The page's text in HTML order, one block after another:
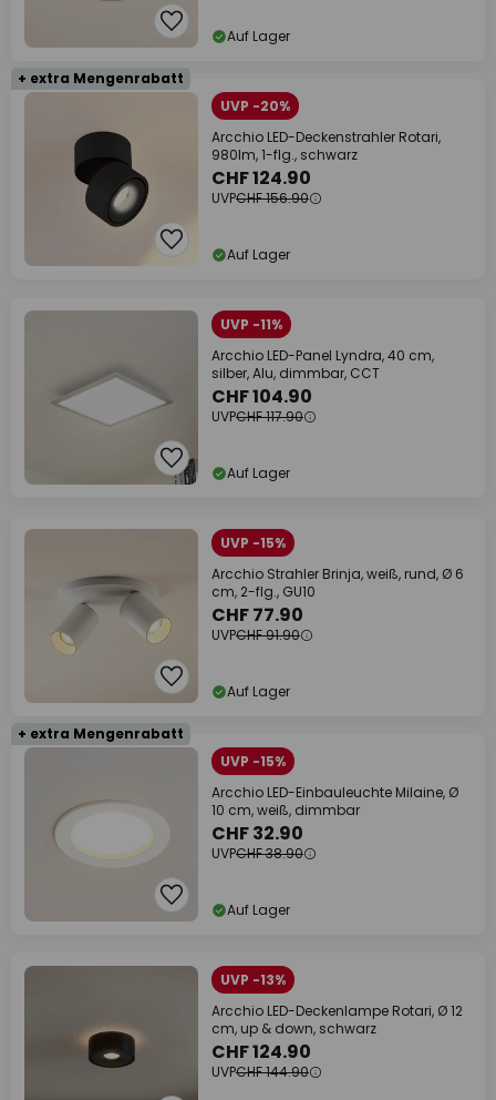
Auf Lager
+ extra Mengenrabatt
UVP -20%
Arcchio LED-Deckenstrahler Rotari,
980lm, 1-flg., schwarz
CHF 124.90
UVPCHF 156.90
Auf Lager
UVP -11%
Arcchio LED-Panel Lyndra, 40 cm,
silber, Alu, dimmbar, CCT
CHF 104.90
UVPCHF 117.90
Auf Lager
UVP -15%
Arcchio Strahler Brinja, weiß, rund, Ø 6
cm, 2-flg., GU10
CHF 77.90
UVPCHF 91.90
Auf Lager
+ extra Mengenrabatt
UVP -15%
Arcchio LED-Einbauleuchte Milaine, Ø
10 cm, weiß, dimmbar
CHF 32.90
UVPCHF 38.90
Auf Lager
UVP -13%
Arcchio LED-Deckenlampe Rotari, Ø 12
cm, up & down, schwarz
CHF 124.90
UVPCHF 144.90